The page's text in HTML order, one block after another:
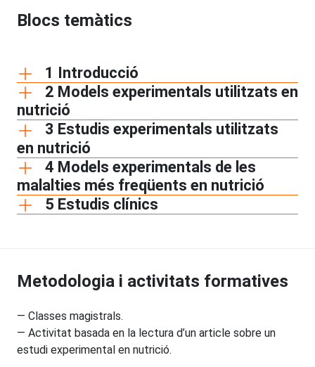
Blocs temàtics
1 Introducció
2 Models experimentals utilitzats en
nutrició
3 Estudis experimentals utilitzats
en nutrició
4 Models experimentals de les
malalties més freqüents en nutrició
5 Estudis clínics
Metodologia i activitats formatives
— Classes magistrals.
— Activitat basada en la lectura d’un article sobre un
estudi experimental en nutrició.